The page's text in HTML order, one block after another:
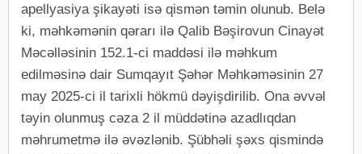
apellyasiya şikayəti isə qismən təmin olunub. Belə
ki, məhkəmənin qərarı ilə Qalib Bəşirovun Cinayət
Məcəlləsinin 152.1-ci maddəsi ilə məhkum
edilməsinə dair Sumqayıt Şəhər Məhkəməsinin 27
may 2025-ci il tarixli hökmü dəyişdirilib. Ona əvvəl
təyin olunmuş cəza 2 il müddətinə azadlıqdan
məhrumetmə ilə əvəzlənib. Şübhəli şəxs qismində